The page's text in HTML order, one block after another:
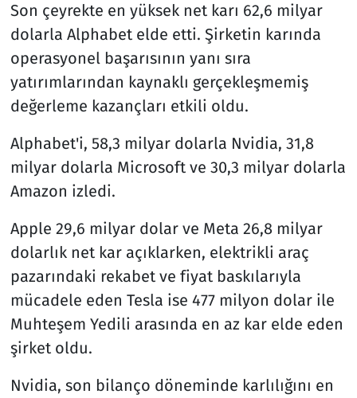
Son çeyrekte en yüksek net karı 62,6 milyar
dolarla Alphabet elde etti. Şirketin karında
operasyonel başarısının yanı sıra
yatırımlarından kaynaklı gerçekleşmemiş
değerleme kazançları etkili oldu.
Alphabet'i, 58,3 milyar dolarla Nvidia, 31,8
milyar dolarla Microsoft ve 30,3 milyar dolarla
Amazon izledi.
Apple 29,6 milyar dolar ve Meta 26,8 milyar
dolarlık net kar açıklarken, elektrikli araç
pazarındaki rekabet ve fiyat baskılarıyla
mücadele eden Tesla ise 477 milyon dolar ile
Muhteşem Yedili arasında en az kar elde eden
şirket oldu.
Nvidia, son bilanço döneminde karlılığını en